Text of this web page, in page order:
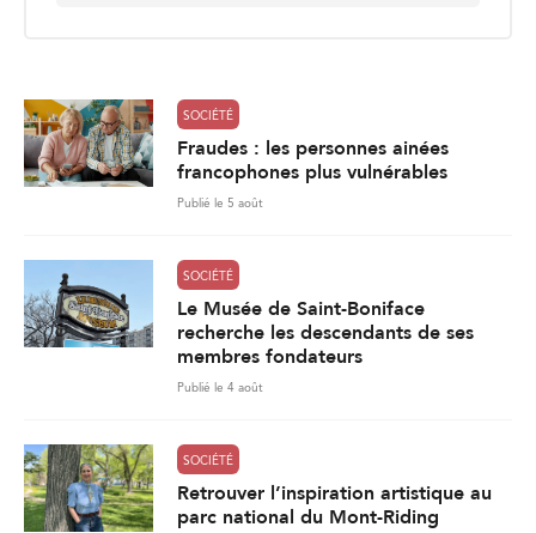
SOCIÉTÉ
Fraudes : les personnes ainées
francophones plus vulnérables
Publié le 5 août
SOCIÉTÉ
Le Musée de Saint-Boniface
recherche les descendants de ses
membres fondateurs
Publié le 4 août
SOCIÉTÉ
Retrouver l’inspiration artistique au
parc national du Mont-Riding